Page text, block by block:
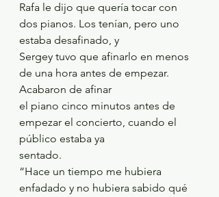
Rafa le dijo que quería tocar con
dos pianos. Los tenían, pero uno
estaba desafinado, y
Sergey tuvo que afinarlo en menos
de una hora antes de empezar.
Acabaron de afinar
el piano cinco minutos antes de
empezar el concierto, cuando el
público estaba ya
sentado.
“Hace un tiempo me hubiera
enfadado y no hubiera sabido qué